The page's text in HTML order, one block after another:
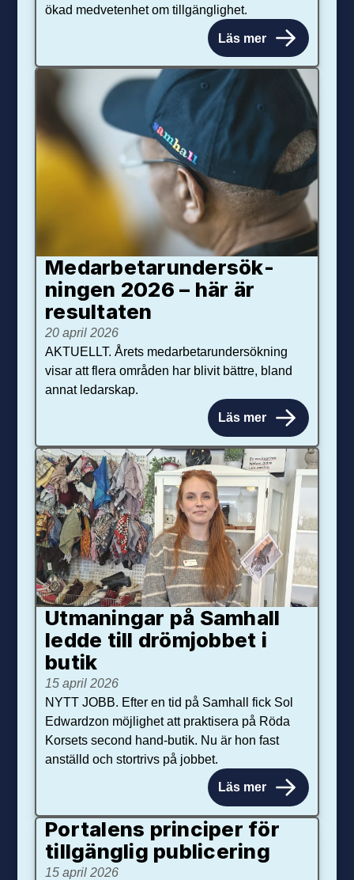
ökad medvetenhet om tillgänglighet.
Läs mer
Medarbetar­under­sök­
ningen 2026 – här är
resultaten
20 april 2026
AKTUELLT. Årets medarbetarundersökning
visar att flera områden har blivit bättre, bland
annat ledarskap.
Läs mer
Utmaningar på Sam­hall
ledde till dröm­jobbet i
butik
15 april 2026
NYTT JOBB. Efter en tid på Samhall fick Sol
Edwardzon möjlighet att praktisera på Röda
Korsets second hand-butik. Nu är hon fast
anställd och stortrivs på jobbet.
Läs mer
Portalens principer för
tillgänglig publicering
15 april 2026